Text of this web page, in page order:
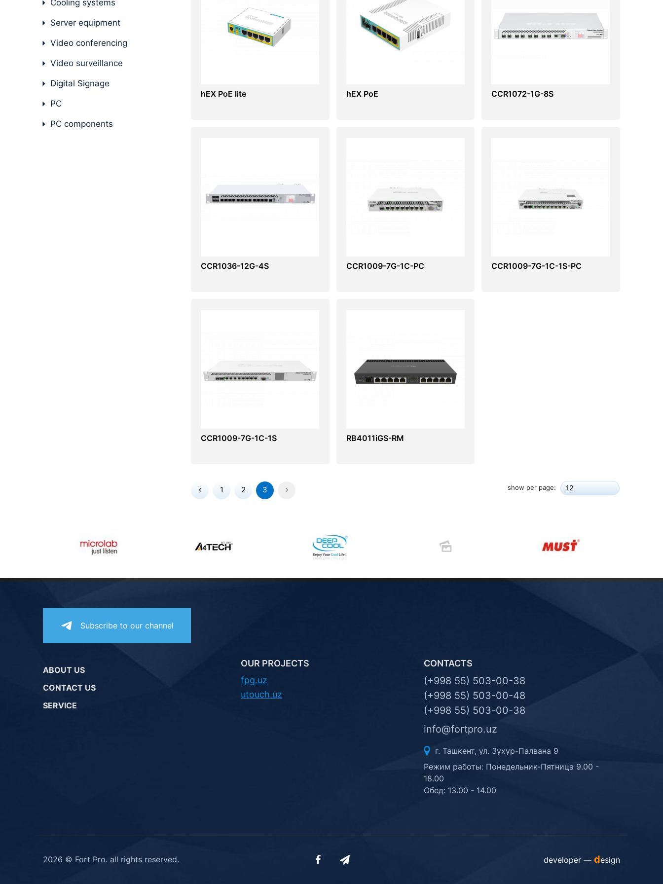
PC components
hEX PoE lite hEX PoE CCR1072-1G-8S
CCR1036-12G-4S CCR1009-7G-1C-PC CCR1009-7G-1C-1S-PC
CCR1009-7G-1C-1S RB4011iGS-RM
1 2 3 show per page: 12
Cooling systems
Server equipment
Video conferencing
Video surveillance
Digital Signage
PC
PC components
Subscribe to our channel
ABOUT US
CONTACT US
SERVICE
OUR PROJECTS
fpg.uz
utouch.uz
CONTACTS
(+998 55) 503-00-38
(+998 55) 503-00-48
(+998 55) 503-00-38
info@fortpro.uz
г. Ташкент, ул. Зухур-Палвана 9
Режим работы: Понедельник-Пятница 9.00 -
18.00
Обед: 13.00 - 14.00
developer — design
2026 © Fort Pro. all rights reserved.